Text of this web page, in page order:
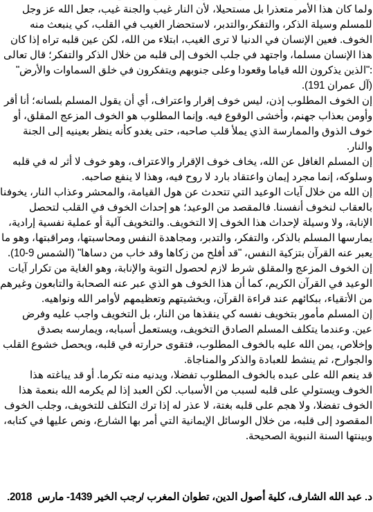
ولما كان هذا الأمر متعذرا بل مستحيلا، لأن النار غيب والجنة غيب، جعل الله عز وجل
للمسلم وسيلة الذكر، والتفكر،والتدبر، لاستحضار الغيب في القلب، كي ينبعث منه
الخوف. فعين الإنسان في الدنيا لا ترى الغيب، ابتلاء من الله، لكن عين قلبه تراه إذا كان
هذا الإنسان مسلما، واجتهد في جلب الخوف إلى قلبه من خلال الذكر والتفكر؛ قال تعالى
:"الذين يذكرون الله قياما وقعودا وعلى جنوبهم ويتفكرون في خلق السماوات والأرض"
(آل عمران 191).
إن الخوف المطلوب إذن، ليس خوف إقرار واعتراف، أي أن يقول المسلم بلسانه؛ أنا أقر
وأومن بعذاب جهنم، وأخشى الوقوع فيه. وإنما المطلوب هو الخوف المزعج المقلق، أو
خوف الذوق والممارسة الذي يملأ قلب صاحبه، حتى يغدو كأنه ينظر بعينيه إلى الجنة
والنار.
إن المسلم الغافل عن الله، يخاف خوف الإقرار والاعتراف، وهو خوف لا أثر له في قلبه
وسلوكه، إنما مجرد إيمان واعتقاد بارد لا روح فيه، وهذا لا ينفع صاحبه.
إن الله من خلال آيات الوعيد التي تتحدث عن هول القيامة، والمحشر وعذاب النار، يخوفنا
بالعقاب لنخوف أنفسنا. فالمقصد من الوعيد؛ هو إحداث الخوف في القلب لتحصل
الإنابة، ولا وسيلة لإحداث هذا الخوف إلا التخويف. والتخويف آلية أو عملية نفسية إرادية،
يمارسها المسلم بالذكر، والتفكر، والتدبر، ومجاهدة النفس ومحاسبتها، ومراقبتها، وهو ما
يعبر عنه القرآن بتزكية النفس، "قد أفلح من زكاها وقد خاب من دساها" (الشمس 9-10).
إن الخوف المزعج والمقلق شرط لازم لحصول التوبة والإنابة، وهو الغاية من تكرار آيات
الوعيد في القرآن الكريم، كما أن هذا الخوف هو الذي عبر عنه الصحابة والتابعون وغيرهم
من الأتقياء، ببكائهم عند قراءة القرآن، وبخشيتهم وتعظيمهم لأوامر الله ونواهيه.
إن المسلم مأمور بتخويف نفسه كي ينقذها من النار، بل التخويف واجب عليه وفرض
عين. وعندما يتكلف المسلم الصادق التخويف، ويستعمل أسبابه، ويمارسه بصدق
وإخلاص، يمن الله عليه بالخوف المطلوب، فتقوى حرارته في قلبه، ويحصل خشوع القلب
والجوارح، ثم ينشط للعبادة والذكر والمناجاة.
قد ينعم الله على عبده بالخوف المطلوب تفضلا، ويدنيه منه تكرما. أو قد يباغته هذا
الخوف ويستولي على قلبه لسبب من الأسباب. لكن العبد إذا لم يكرمه الله بنعمة هذا
الخوف تفضلا، ولا هجم على قلبه بغتة، لا عذر له إذا ترك التكلف للتخويف، وجلب الخوف
المقصود إلى قلبه، من خلال الوسائل الإيمانية التي أمر بها الشارع، ونص عليها في كتابه،
وبينتها السنة النبوية الصحيحة.
د. عبد الله الشارف، كلية أصول الدين، تطوان المغرب /رجب الخير 1439- مارس 2018.